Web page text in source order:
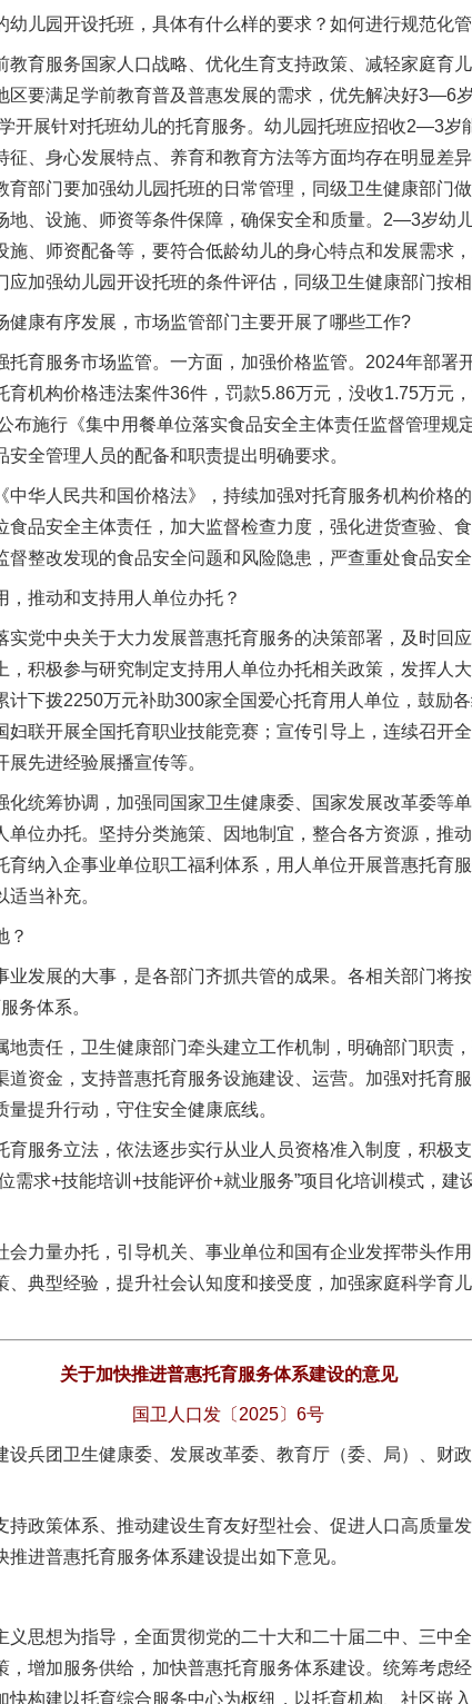
园开设托班，具体有什么样的要求？如何进行规范化管
服务国家人口战略、优化生育支持政策、减轻家庭育
区要满足学前教育普及普惠发展的需求，优先解决好3—6
开展针对托班幼儿的托育服务。幼儿园托班应招收2—3
征、身心发展特点、养育和教育方法等方面均存在明显差
部门要加强幼儿园托班的日常管理，同级卫生健康部门
地、设施、师资等条件保障，确保安全和质量。2—3岁幼
施、师资配备等，要符合低龄幼儿的身心特点和发展需求
加强幼儿园开设托班的条件评估，同级卫生健康部门按相
康有序发展，市场监管部门主要开展了哪些工作?
服务市场监管。一方面，加强价格监管。2024年部署
机构价格违法案件36件，罚款5.86万元，没收1.75万元
布施行《集中用餐单位落实食品安全主体责任监督管理规
全管理人员的配备和职责提出明确要求。
人民共和国价格法》，持续加强对托育服务机构价格
食品安全主体责任，加大监督检查力度，强化进货查验、
整改发现的食品安全问题和风险隐患，严查重处食品安全
推动和支持用人单位办托？
中央关于大力发展普惠托育服务的决策部署，及时回
积极参与研究制定支持用人单位办托相关政策，发挥人
计下拨2250万元补助300家全国爱心托育用人单位，鼓励
妇联开展全国托育职业技能竞赛；宣传引导上，连续召开
先进经验展播宣传等。
筹协调，加强同国家卫生健康委、国家发展改革委等
单位办托。坚持分类施策、因地制宜，整合各方资源，推
育纳入企事业单位职工福利体系，用人单位开展普惠托育
当补充。
？
展的大事，是各部门齐抓共管的成果。各相关部门将
务体系。
任，卫生健康部门牵头建立工作机制，明确部门职责
道资金，支持普惠托育服务设施建设、运营。加强对托育
提升行动，守住安全健康底线。
务立法，依法逐步实行从业人员资格准入制度，积极
需求+技能培训+技能评价+就业服务”项目化培训模式，建
量办托，引导机关、事业单位和国有企业发挥带头作
、典型经验，提升社会认知度和接受度，加强家庭科学育
关于加快推进普惠托育服务体系建设的意见
国卫人口发〔2025〕6号
兵团卫生健康委、发展改革委、教育厅（委、局）、财
策体系、推动建设生育友好型社会、促进人口高质量发
进普惠托育服务体系建设提出如下意见。
想为指导，全面贯彻党的二十大和二十届二中、三中全
增加服务供给，加快普惠托育服务体系建设。统筹考虑
构建以托育综合服务中心为枢纽，以托育机构、社区嵌